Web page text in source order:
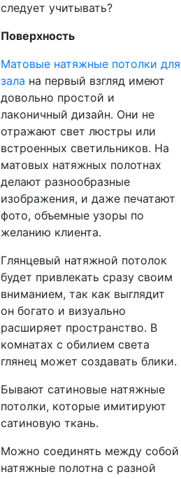
следует учитывать?
Поверхность
Матовые натяжные потолки для
зала на первый взгляд имеют
довольно простой и
лаконичный дизайн. Они не
отражают свет люстры или
встроенных светильников. На
матовых натяжных полотнах
делают разнообразные
изображения, и даже печатают
фото, объемные узоры по
желанию клиента.
Глянцевый натяжной потолок
будет привлекать сразу своим
вниманием, так как выглядит
он богато и визуально
расширяет пространство. В
комнатах с обилием света
глянец может создавать блики.
Бывают сатиновые натяжные
потолки, которые имитируют
сатиновую ткань.
Можно соединять между собой
натяжные полотна с разной